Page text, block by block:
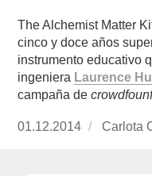
The Alchemist Matter
cinco y doce años
instrumento educativo
ingeniera Laurence
campaña de
Publicado
01.12.2014 https://
Carlota